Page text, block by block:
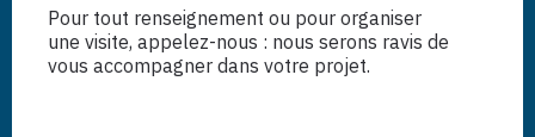
Pour tout renseignement ou pour organiser
une visite, appelez-nous : nous serons ravis de
vous accompagner dans votre projet.